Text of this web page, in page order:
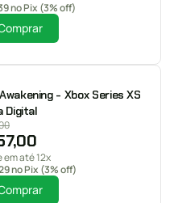
no Pix (3% off)
- Xbox Series XS
Digital
em até 12x
no Pix (3% off)